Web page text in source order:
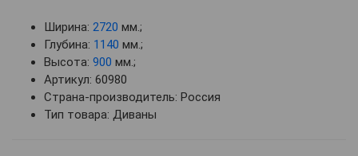
Ширина: 2720 мм.;
Глубина: 1140 мм.;
Высота: 900 мм.;
Артикул: 60980
Страна-производитель: Россия
Тип товара: Диваны